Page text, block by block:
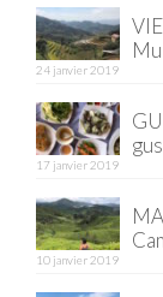
EUROPE
24 janvier 2019
17 janvier 2019
10 janvier 2019